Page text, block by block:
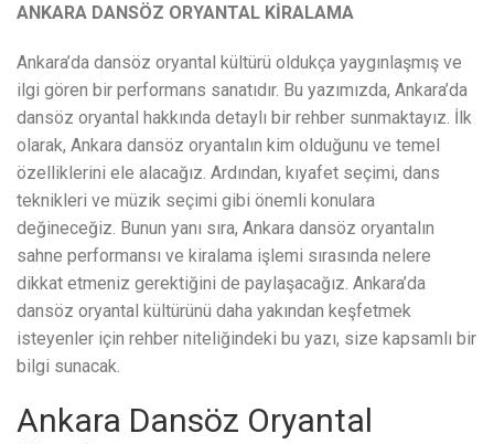
ANKARA DANSÖZ ORYANTAL KİRALAMA
Ankara’da dansöz oryantal kültürü oldukça yaygınlaşmış ve
ilgi gören bir performans sanatıdır. Bu yazımızda, Ankara’da
dansöz oryantal hakkında detaylı bir rehber sunmaktayız. İlk
olarak, Ankara dansöz oryantalın kim olduğunu ve temel
özelliklerini ele alacağız. Ardından, kıyafet seçimi, dans
teknikleri ve müzik seçimi gibi önemli konulara
değineceğiz. Bunun yanı sıra, Ankara dansöz oryantalın
sahne performansı ve kiralama işlemi sırasında nelere
dikkat etmeniz gerektiğini de paylaşacağız. Ankara’da
dansöz oryantal kültürünü daha yakından keşfetmek
isteyenler için rehber niteliğindeki bu yazı, size kapsamlı bir
bilgi sunacak.
Ankara Dansöz Oryantal